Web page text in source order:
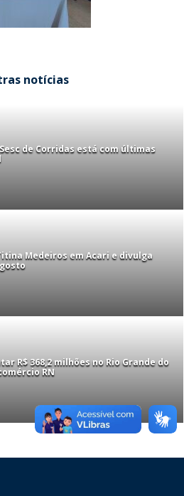
notícias
de Corridas está com últimas
Medeiros em Acari e divulga
R$ 368,2 milhões no Rio Grande do
RN